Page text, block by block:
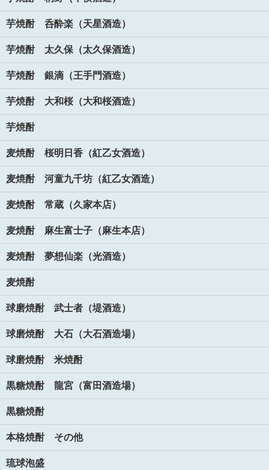
芋焼酎 呑酔楽（天星酒造）
芋焼酎 太久保（太久保酒造）
芋焼酎 銀滴（王手門酒造）
芋焼酎 大和桜（大和桜酒造）
芋焼酎
麦焼酎 桜明日香（紅乙女酒造）
麦焼酎 河童九千坊（紅乙女酒造）
麦焼酎 常蔵（久家本店）
麦焼酎 麻生富士子（麻生本店）
麦焼酎 夢想仙楽（光酒造）
麦焼酎
球磨焼酎 武士者（堤酒造）
球磨焼酎 大石（大石酒造場）
球磨焼酎 米焼酎
黒糖焼酎 龍宮（富田酒造場）
黒糖焼酎
本格焼酎 その他
琉球泡盛